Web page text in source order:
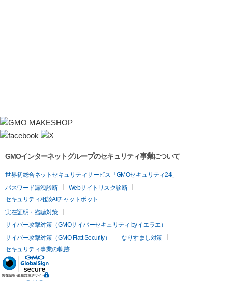
GMOインターネットグループのセキュリティ事業について
世界初総合ネットセキュリティサービス「GMOセキュリティ24」
パスワード漏洩診断
Webサイトリスク診断
セキュリティ相談AIチャットボット
実在証明・盗聴対策
サイバー攻撃対策（GMOサイバーセキュリティ byイエラエ）
サイバー攻撃対策（GMO Flatt Security）
なりすまし対策
セキュリティ事業の軌跡